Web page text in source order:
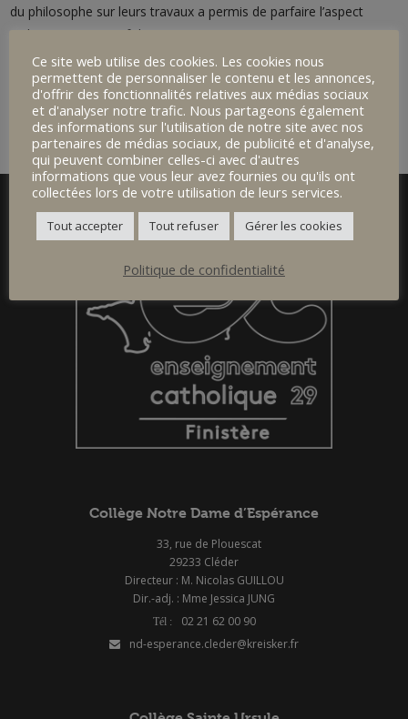
du philosophe sur leurs travaux a permis de parfaire l’aspect
stylistique et narratif des textes.
Collège Notre Dame d’Espérance
33, rue de Plouescat
29233 Cléder
Directeur : M. Nicolas GUILLOU
Dir.-adj. : Mme Jessica JUNG
02 21 62 00 90
nd-esperance.cleder@kreisker.fr
Ce site web utilise des cookies. Les cookies nous
permettent de personnaliser le contenu et les annonces,
d'offrir des fonctionnalités relatives aux médias sociaux
et d'analyser notre trafic. Nous partageons également
des informations sur l'utilisation de notre site avec nos
partenaires de médias sociaux, de publicité et d'analyse,
qui peuvent combiner celles-ci avec d'autres
informations que vous leur avez fournies ou qu'ils ont
collectées lors de votre utilisation de leurs services.
Tout accepter Tout refuser Gérer les cookies
Politique de confidentialité